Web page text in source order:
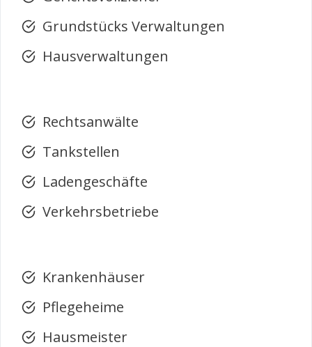
Grundstücks Verwaltungen
Hausverwaltungen
Rechtsanwälte
Tankstellen
Ladengeschäfte
Verkehrsbetriebe
Krankenhäuser
Pflegeheime
Hausmeister